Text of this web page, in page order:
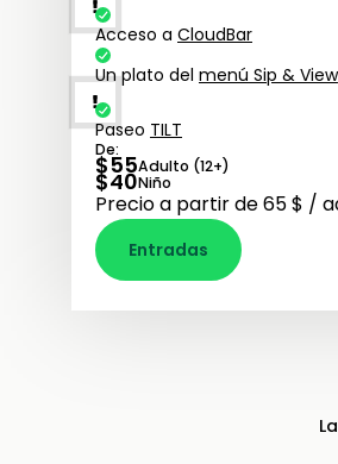
Acceso a CloudBar
Un plato del menú Sip & View
Paseo TILT
De:
$55Adulto (12+)
$40Niño
Precio a partir de 65 $ /
Entradas